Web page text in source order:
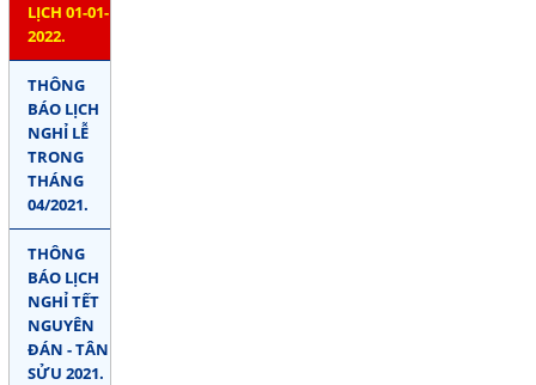
LỊCH 01-01-
2022.
THÔNG
BÁO LỊCH
NGHỈ LỄ
TRONG
THÁNG
04/2021.
THÔNG
BÁO LỊCH
NGHỈ TẾT
NGUYÊN
ĐÁN - TÂN
SỬU 2021.